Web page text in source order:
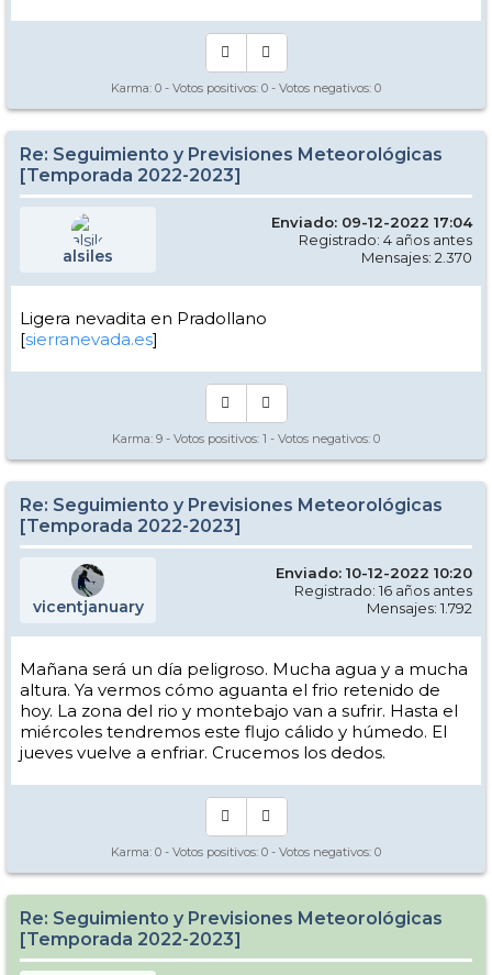
Karma: 0 - Votos positivos: 0 - Votos negativos: 0
Re: Seguimiento y Previsiones Meteorológicas
[Temporada 2022-2023]
alsiles
Enviado: 09-12-2022 17:04
Registrado: 4 años antes
Mensajes: 2.370
Ligera nevadita en Pradollano
[sierranevada.es]
Karma: 9 - Votos positivos: 1 - Votos negativos: 0
Re: Seguimiento y Previsiones Meteorológicas
[Temporada 2022-2023]
vicentjanuary
Enviado: 10-12-2022 10:20
Registrado: 16 años antes
Mensajes: 1.792
Mañana será un día peligroso. Mucha agua y a mucha
altura. Ya vermos cómo aguanta el frio retenido de
hoy. La zona del rio y montebajo van a sufrir. Hasta el
miércoles tendremos este flujo cálido y húmedo. El
jueves vuelve a enfriar. Crucemos los dedos.
Karma: 0 - Votos positivos: 0 - Votos negativos: 0
Re: Seguimiento y Previsiones Meteorológicas
[Temporada 2022-2023]